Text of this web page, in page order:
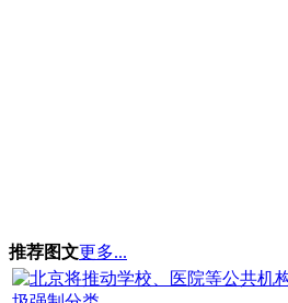
推荐图文更多...